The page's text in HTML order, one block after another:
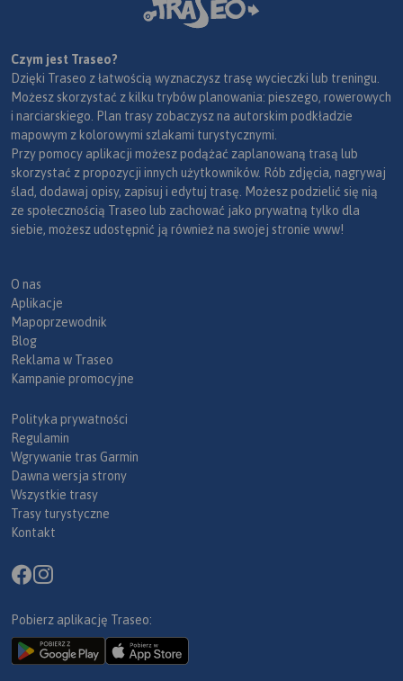
Czym jest Traseo?
Dzięki Traseo z łatwością wyznaczysz trasę wycieczki lub treningu.
Możesz skorzystać z kilku trybów planowania: pieszego, rowerowych
i narciarskiego. Plan trasy zobaczysz na autorskim podkładzie
mapowym z kolorowymi szlakami turystycznymi.
Przy pomocy aplikacji możesz podążać zaplanowaną trasą lub
skorzystać z propozycji innych użytkowników. Rób zdjęcia, nagrywaj
ślad, dodawaj opisy, zapisuj i edytuj trasę. Możesz podzielić się nią
ze społecznością Traseo lub zachować jako prywatną tylko dla
siebie, możesz udostępnić ją również na swojej stronie www!
O nas
Aplikacje
Mapoprzewodnik
Blog
Reklama w Traseo
Kampanie promocyjne
Polityka prywatności
Regulamin
Wgrywanie tras Garmin
Dawna wersja strony
Wszystkie trasy
Trasy turystyczne
Kontakt
Pobierz aplikację Traseo: